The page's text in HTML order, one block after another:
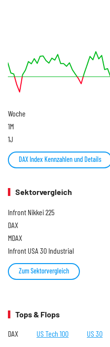
Woche
1M
1J
DAX Index Kennzahlen und Details
Sektorvergleich
Infront Nikkei 225
DAX
MDAX
Infront USA 30 Industrial
Zum Sektorvergleich
Tops & Flops
DAX US Tech 100 US 30